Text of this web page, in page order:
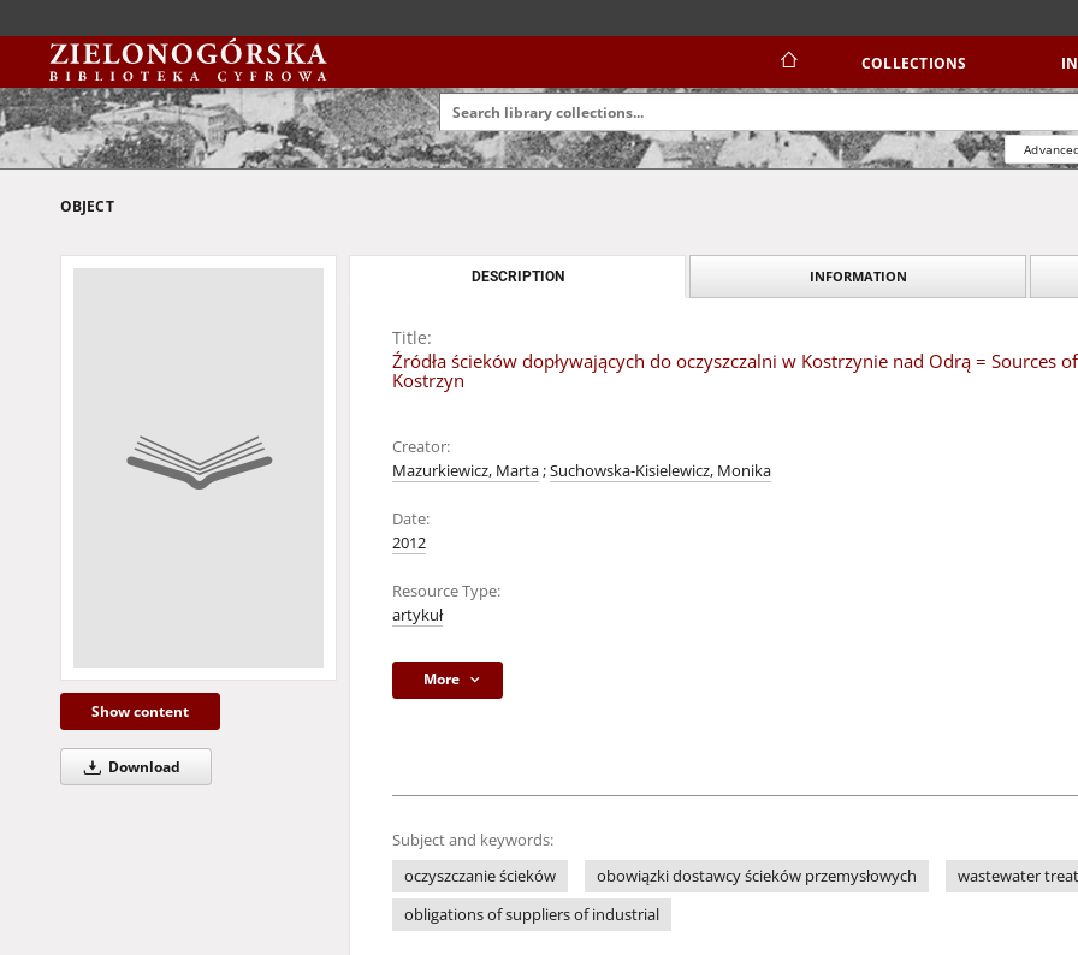
COLLECTIONS
OBJECT
Show content
Download
DESCRIPTION INFORMATION
Title:
Źródła ścieków dopływających do oczyszczalni w Kostrzynie nad Odrą =
Kostrzyn
Creator:
Mazurkiewicz, Marta;Suchowska-Kisielewicz, Monika
Date:
2012
Resource Type:
artykuł
More
Subject and keywords:
oczyszczanie ścieków
obowiązki dostawcy ścieków przemysłowych
wastewater
obligations of suppliers of industrial